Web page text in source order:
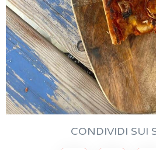
CONDIVIDI SUI